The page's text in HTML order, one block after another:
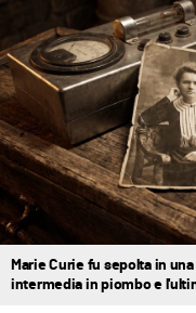
Marie Curie fu sepolta in
intermedia in piombo e